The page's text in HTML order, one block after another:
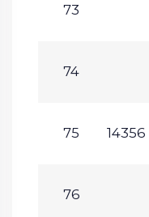
73
74
75 14356
76